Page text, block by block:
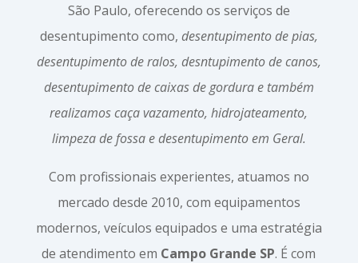
São Paulo, oferecendo os serviços de
desentupimento como, desentupimento de pias,
desentupimento de ralos, desntupimento de canos,
desentupimento de caixas de gordura e também
realizamos caça vazamento, hidrojateamento,
limpeza de fossa e desentupimento em Geral.
Com profissionais experientes, atuamos no
mercado desde 2010, com equipamentos
modernos, veículos equipados e uma estratégia
de atendimento em Campo Grande SP. É com